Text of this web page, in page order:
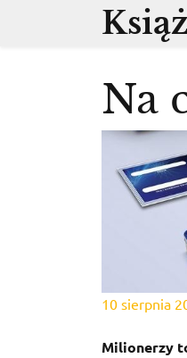
Na
Posted
10 sierpnia
Milionerzy